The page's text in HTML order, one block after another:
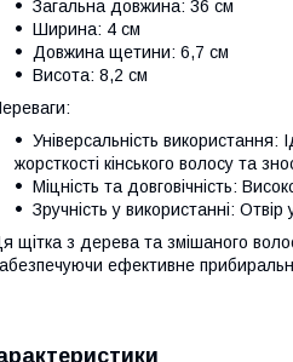
Загальна довжина: 36 см
Ширина: 4 см
Довжина щетини: 6,7 см
Висота: 8,2 см
Універсальність
жорсткості кінського волосу та
Міцність та довговічність:
Зручність у використанні:
щітка з дерева та змішаного
ефективне